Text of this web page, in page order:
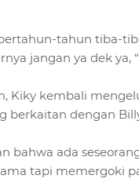
tahun tiba-
jangan ya dek ya,
Kiky kembali
berkaitan dengan
bahwa ada
tapi memergoki